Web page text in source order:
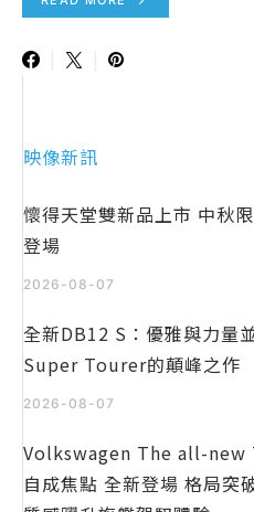
映像新訊
懷得天堂雙新品上市 中秋
登場
2026-08-07
全新DB12 S：優雅與力量
Super Tourer的顛峰之作
2026-08-07
Volkswagen The all-new
自成焦點 全新登場 格局突